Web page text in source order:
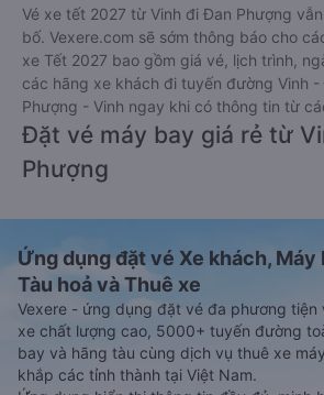
Vé xe tết 2027 từ Vinh đi Đan Phượng
bố. Vexere.com sẽ sớm thông báo cho
xe Tết 2027 bao gồm giá vé, lịch trình,
các hãng xe khách đi tuyến đường Vinh
Phượng - Vinh ngay khi có thông tin từ
Đặt vé máy bay giá rẻ từ
Phượng
Ứng dụng đặt vé Xe khách, Máy
Tàu hoả và Thuê xe
Vexere - ứng dụng đặt vé đa phương tiện
xe chất lượng cao, 5000+ tuyến đường
bay và hãng tàu cùng dịch vụ thuê xe
khắp các tỉnh thành tại Việt Nam.